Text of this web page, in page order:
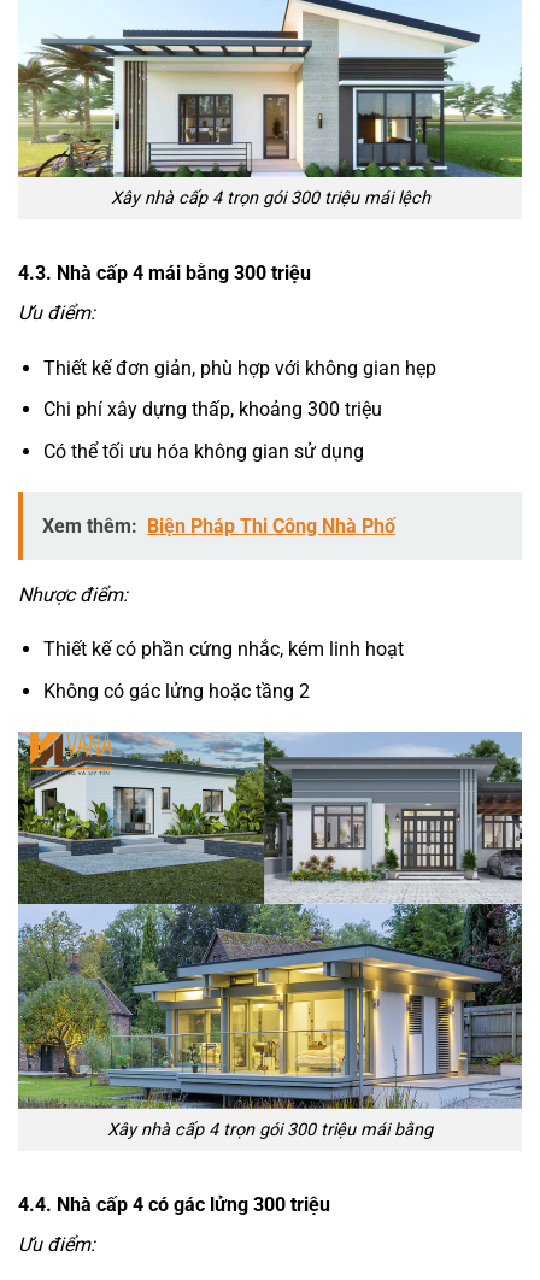
Xây nhà cấp 4 trọn gói 300 triệu mái lệch
4.3. Nhà cấp 4 mái bằng 300 triệu
Ưu điểm:
Thiết kế đơn giản, phù hợp với không gian hẹp
Chi phí xây dựng thấp, khoảng 300 triệu
Có thể tối ưu hóa không gian sử dụng
Xem thêm: Biện Pháp Thi Công Nhà Phố
Nhược điểm:
Thiết kế có phần cứng nhắc, kém linh hoạt
Không có gác lửng hoặc tầng 2
Xây nhà cấp 4 trọn gói 300 triệu mái bằng
4.4. Nhà cấp 4 có gác lửng 300 triệu
Ưu điểm: